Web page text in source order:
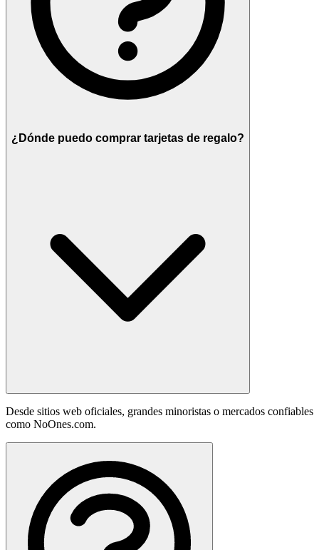
¿Dónde puedo comprar tarjetas de regalo?
Desde sitios web oficiales, grandes minoristas o mercados confiables
como NoOnes.com.